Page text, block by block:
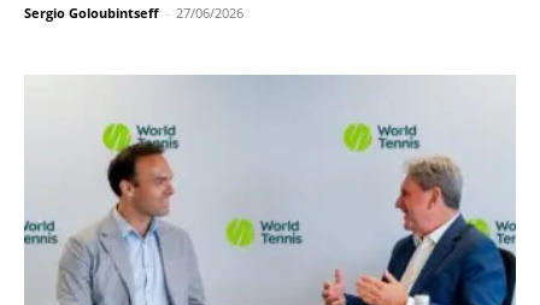
Sergio Goloubintseff - 27/06/2026